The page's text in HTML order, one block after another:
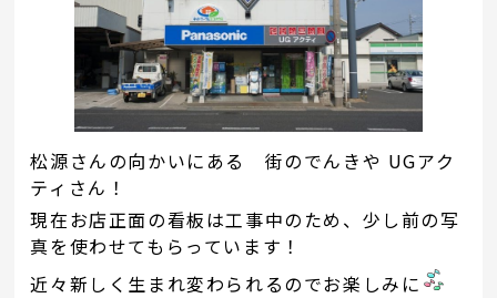
松源さんの向かいにある 街のでんきや UGアク
ティさん！
現在お店正面の看板は工事中のため、少し前の写
真を使わせてもらっています！
近々新しく生まれ変わられるのでお楽しみに